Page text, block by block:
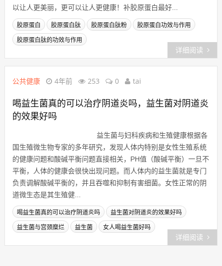
以让人更美丽，更可以让人更健康！补胶原蛋白最好...
胶原蛋白 胶原蛋白肽 胶原蛋白肽粉 胶原蛋白功效与作用
胶原蛋白肽的功效与作用
详细阅读
公共健康 4年前 253 0 tai
喝益生菌真的可以治疗阴道炎吗，益生菌对阴道炎
的效果好吗
益生菌与妇科疾病和生殖健康根据各
国生殖微生物专家的多年研究，发现
人体内特别是女性生殖系统的健康问
题和酸碱平衡问题直接相关，PH值
（酸碱平衡）一旦不平衡，人体的健康会很快出现问题。而人体
内的益生菌就是专门负责调解酸碱平衡的，并且吞噬和抑制有害
细菌。女性正常的阴道微生态是其生殖健...
喝益生菌真的可以治疗阴道炎吗 益生菌对阴道炎的效果好吗